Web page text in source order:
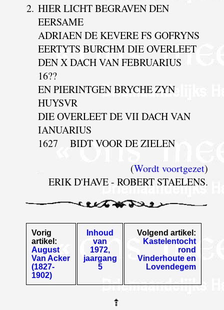
2. HIER LICHT BEGRAVEN DEN
EERSAME
ADRIAEN DE KEVERE FS GOFRYNS
EERTYTS BURCHM DIE OVERLEET
DEN X DACH VAN FEBRUARIUS
16??
EN PIERINTGEN BRYCHE ZYN
HUYSVR
DIE OVERLEET DE VII DACH VAN
IANUARIUS
1627 BIDT VOOR DE ZIELEN
(Wordt voortgezet)
ERIK D'HAVE - ROBERT STAELENS.
Vorig
artikel:
August
Van Acker
(1827-
1902)
Inhoud
van
1972,
jaargang
5
Volgend artikel:
Kastelentocht
rond
Vinderhoute en
Lovendegem